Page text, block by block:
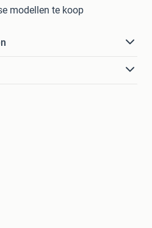
modellen te koop